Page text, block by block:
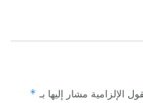
الإلزامية مشار إليها بـ *